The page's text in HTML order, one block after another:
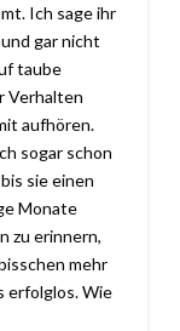
Ich sage ihr
gar nicht
taube
Verhalten
aufhören.
sogar schon
sie einen
Monate
zu erinnern,
mehr
erfolglos. Wie